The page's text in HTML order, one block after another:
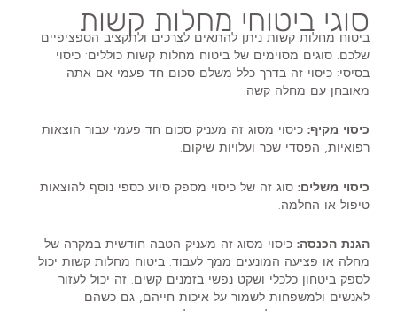
סוגי ביטוחי מחלות קשות
ביטוח מחלות קשות ניתן להתאים לצרכים ולתקציב הספציפיים
שלכם. סוגים מסוימים של ביטוח מחלות קשות כוללים: כיסוי
בסיסי: כיסוי זה בדרך כלל משלם סכום חד פעמי אם אתה
מאובחן עם מחלה קשה.
כיסוי מקיף: כיסוי מסוג זה מעניק סכום חד פעמי עבור הוצאות
רפואיות, הפסדי שכר ועלויות שיקום.
כיסוי משלים: סוג זה של כיסוי מספק סיוע כספי נוסף להוצאות
טיפול או החלמה.
הגנת הכנסה: כיסוי מסוג זה מעניק הטבה חודשית במקרה של
מחלה או פציעה המונעים ממך לעבוד. ביטוח מחלות קשות יכול
לספק ביטחון כלכלי ושקט נפשי בזמנים קשים. זה יכול לעזור
לאנשים ולמשפחות לשמור על איכות חייהם, גם כשהם